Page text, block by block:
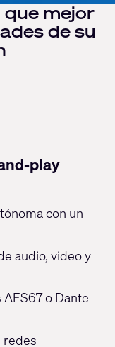
que mejor
de su
play
con un
audio, video y
o Dante
redes